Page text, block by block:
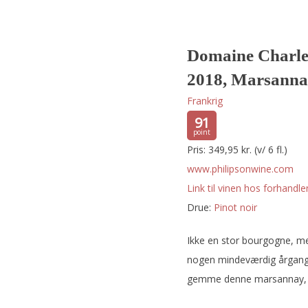
Domaine
2018,
Frankrig
91
Pris: 349,95 kr. (v/ 6 fl.)
www.philipsonwine.com
Link til vinen hos
Drue:
pinot noir
Ikke en stor bourgogne,
nogen mindeværdig
gemme denne